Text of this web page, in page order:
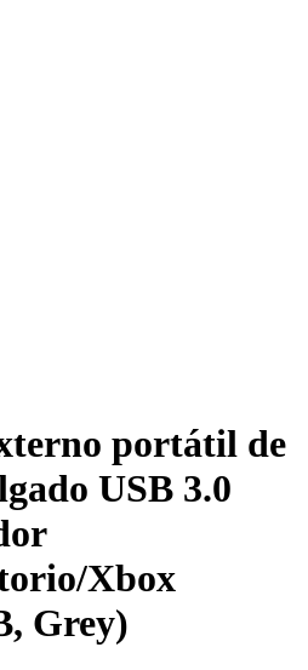
portátil de
USB 3.0
Xbox
Grey)